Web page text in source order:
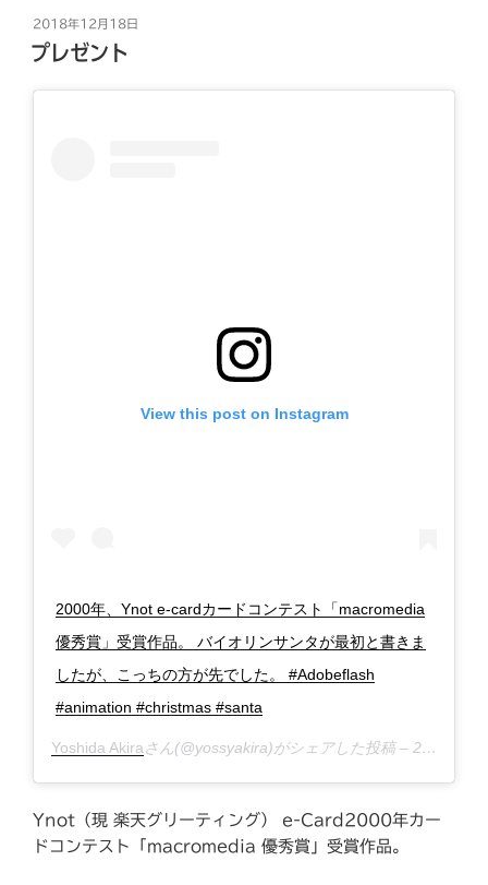
投
日:
2018年12月18日
プレゼント
View this post on Instagram
2000年、Ynot e-cardカードコンテスト「macromedia
優秀賞」受賞作品。 バイオリンサンタが最初と書きま
したが、こっちの方が先でした。 #Adobeflash
#animation #christmas #santa
Yoshida Akiraさん(@yossyakira)がシェアした投稿 – 2018年12月月17日午後11時10分PST
Ynot（現 楽天グリーティング） e-Card2000年カー
ドコンテスト「macromedia 優秀賞」受賞作品。